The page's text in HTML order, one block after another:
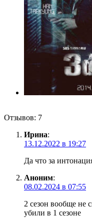
Отзывов: 7
Ирина:
13.12.2022 в 19:27
Да что за
Аноним:
08.02.2024 в 07:55
2 сезон вообще не
убили в 1 сезоне